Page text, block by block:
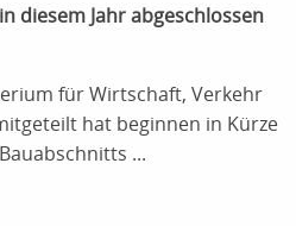
diesem Jahr abgeschlossen
für Wirtschaft, Verkehr
hat beginnen in Kürze
...